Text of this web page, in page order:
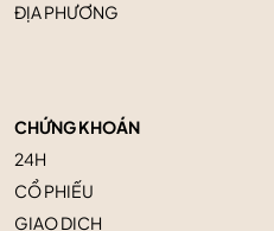
ĐỊA PHƯƠNG
CHỨNG KHOÁN
24H
CỔ PHIẾU
GIAO DỊCH